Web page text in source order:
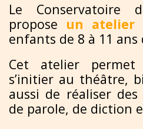
Le Conservatoire
propose un atelier
enfants de 8 à 11
Cet atelier
s’initier au théâtre,
aussi de réaliser
de parole, de diction